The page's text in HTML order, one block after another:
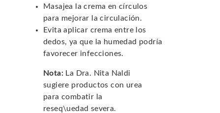
Masajea la crema en círculos
para mejorar la circulación.
Evita aplicar crema entre los
dedos, ya que la humedad podría
favorecer infecciones.
Nota: La Dra. Nita Naldi
sugiere productos con urea
para combatir la
reseq\uedad severa.